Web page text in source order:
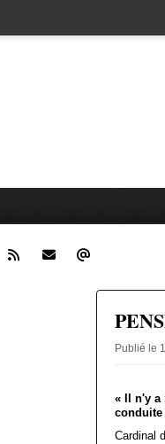
Publié le
« Il n'y a
conduite
Cardinal